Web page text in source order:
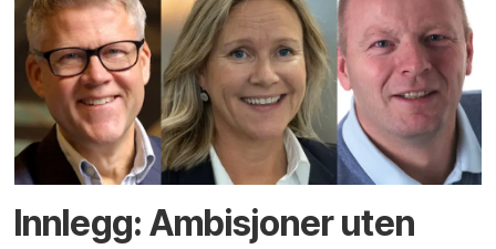
Innlegg: Ambisjoner uten